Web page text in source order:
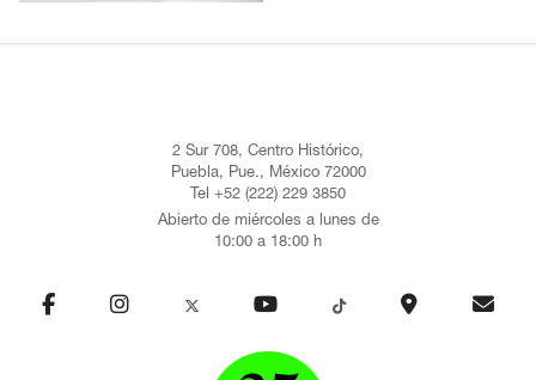
2 Sur 708, Centro Histórico,
Puebla, Pue., México 72000
Tel +52 (222) 229 3850
Abierto de miércoles a lunes de
10:00 a 18:00 h